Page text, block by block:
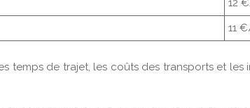
12
11
temps de trajet, les coûts des transports et